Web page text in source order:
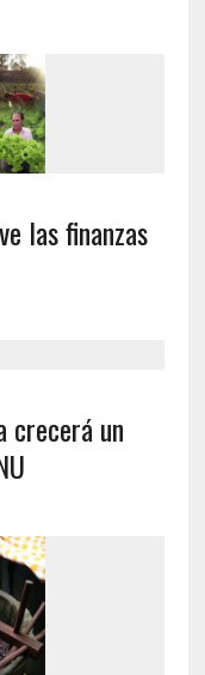
las finanzas
crecerá un